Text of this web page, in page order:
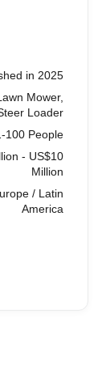
in 2025
Mower,
Loader
100 People
- US$10
Million
/ Latin
America